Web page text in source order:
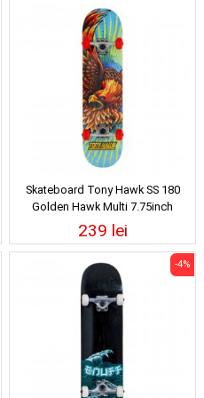
Skateboard Tony Hawk SS 180
Golden Hawk Multi 7.75inch
239 lei
-4%